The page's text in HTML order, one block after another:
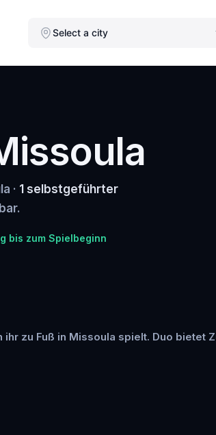
Select a city
· 1 selbstgeführter
bis zum Spielbeginn
zu Fuß in Missoula spielt. Duo bietet